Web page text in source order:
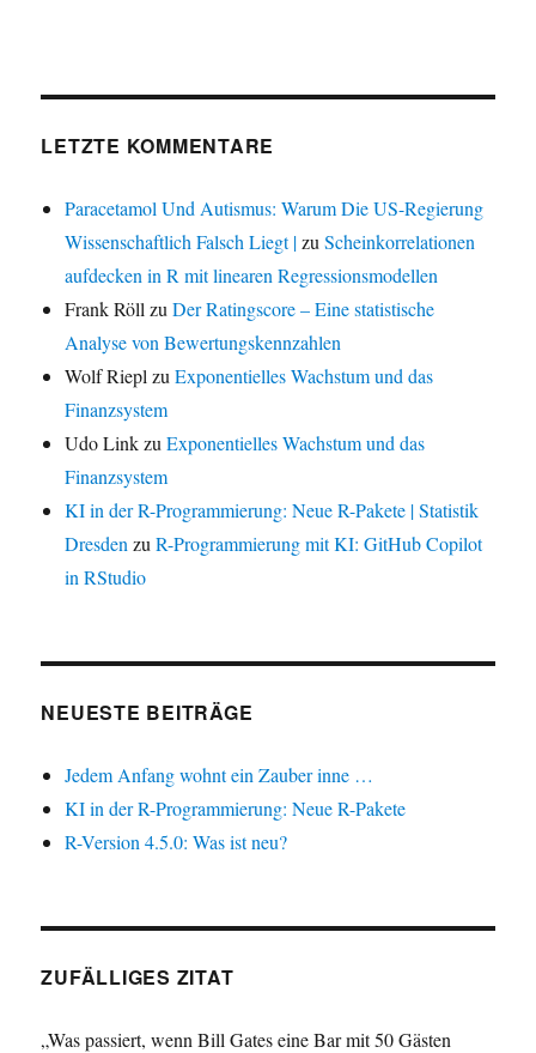
LETZTE KOMMENTARE
Paracetamol Und Autismus: Warum Die US-Regierung
Wissenschaftlich Falsch Liegt |zuScheinkorrelationen
aufdecken in R mit linearen Regressionsmodellen
Frank Röll zuDer Ratingscore – Eine statistische
Analyse von Bewertungskennzahlen
Wolf Riepl zuExponentielles Wachstum und das
Finanzsystem
Udo LinkzuExponentielles Wachstum und das
Finanzsystem
KI in der R-Programmierung: Neue R-Pakete | Statistik
Dresden zuR-Programmierung mit KI: GitHub Copilot
in RStudio
NEUESTE BEITRÄGE
Jedem Anfang wohnt ein Zauber inne …
KI in der R-Programmierung: Neue R-Pakete
R-Version 4.5.0: Was ist neu?
ZUFÄLLIGES ZITAT
„Was passiert, wenn Bill Gates eine Bar mit 50 Gästen